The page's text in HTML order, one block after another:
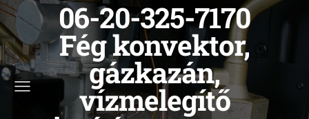
06-20-325-7170
Fég konvektor,
gázkazán,
vízmelegítő